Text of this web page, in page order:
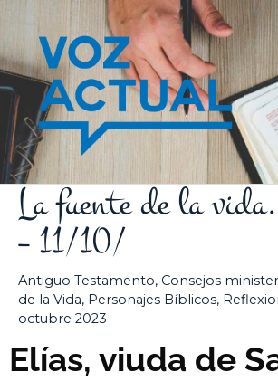
contenido
La fuente de la
– 11/10/
Antiguo Testamento, Consejos
de la Vida, Personajes Bíblicos,
octubre 2023
Elías, viuda de